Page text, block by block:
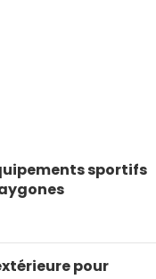
sportifs
pour